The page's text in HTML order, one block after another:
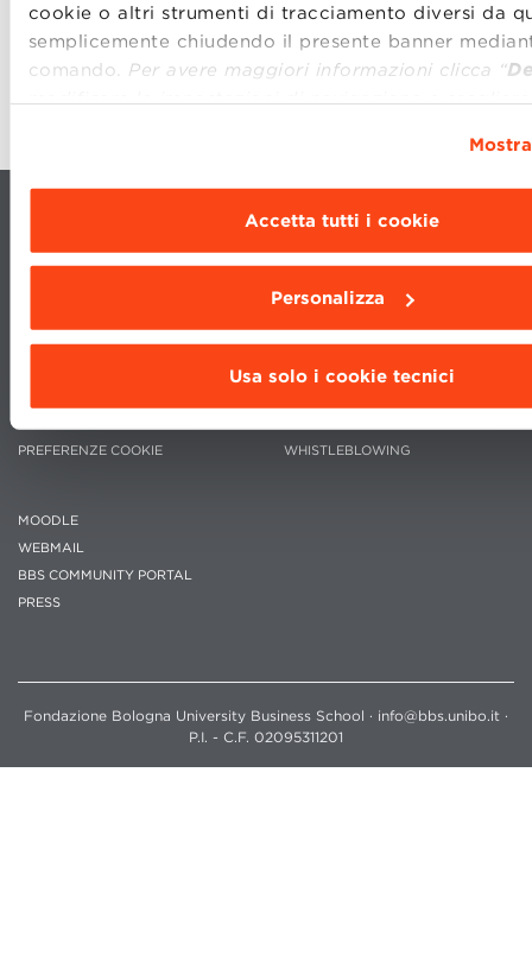
cookie o altri strumenti di tracciamento diversi da
semplicemente chiudendo il presente banner
comando. Per avere maggiori informazioni clicca “
modificare le impostazioni di navigazione e
Accetta tutti i cookie
Personalizza
Usa solo i cookie tecnici
Collegati da Smart-TV, alza il volume e divertiti
insieme a noi!
PREFERENZE COOKIE
LAVORA CON NOI
WHISTLEBLOWING
MOODLE
WEBMAIL
BBS COMMUNITY PORTAL
PRESS
Fondazione Bologna University Business School · info@bbs.unibo.it ·
P.I. - C.F. 02095311201